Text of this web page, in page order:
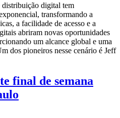
distribuição digital tem
transformando a
a facilidade de acesso e a
abriram novas oportunidades
um alcance global e uma
dos pioneiros nesse cenário é Jeff
final de semana